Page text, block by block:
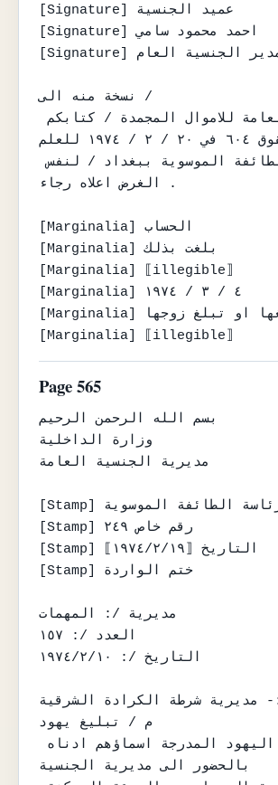
[Signature] عميد الجنسية
[Signature] احمد محمود سامي
[Signature] ع / مدير الجنسية العام
نسخة منه الى /
الامانة العامة للاموال المجمدة / كتابكم
الحقوق ٦٠٤ في ٢٠ / ٢ / ١٩٧٤ للعلم .
رئاسة الطائفة الموسوية ببغداد / لنفس
الغرض اعلاه رجاء .
[Marginalia] الحساب
[Marginalia] بلغت بذلك
[Marginalia] ⟦illegible⟧
[Marginalia] ٤ / ٣ / ١٩٧٤
[Marginalia] بلا تبلغها او تبلغ زوجها
[Marginalia] ⟦illegible⟧
Page 565
بسم الله الرحمن الرحيم
وزارة الداخلية
مديرية الجنسية العامة
[Stamp] رئاسة الطائفة الموسوية
[Stamp] رقم خاص ٢٤٩
[Stamp] التاريخ ⟦١٩٧٤/٢/١٩⟧
[Stamp] ختم الواردة
مديرية /: المهمات
العدد /: ١٥٧
التاريخ /: ١٩٧٤/٢/١٠
مديرية شرطة الكرادة الشرقية
م / تبليغ يهود
بالحضور الى مديرية الجنسية